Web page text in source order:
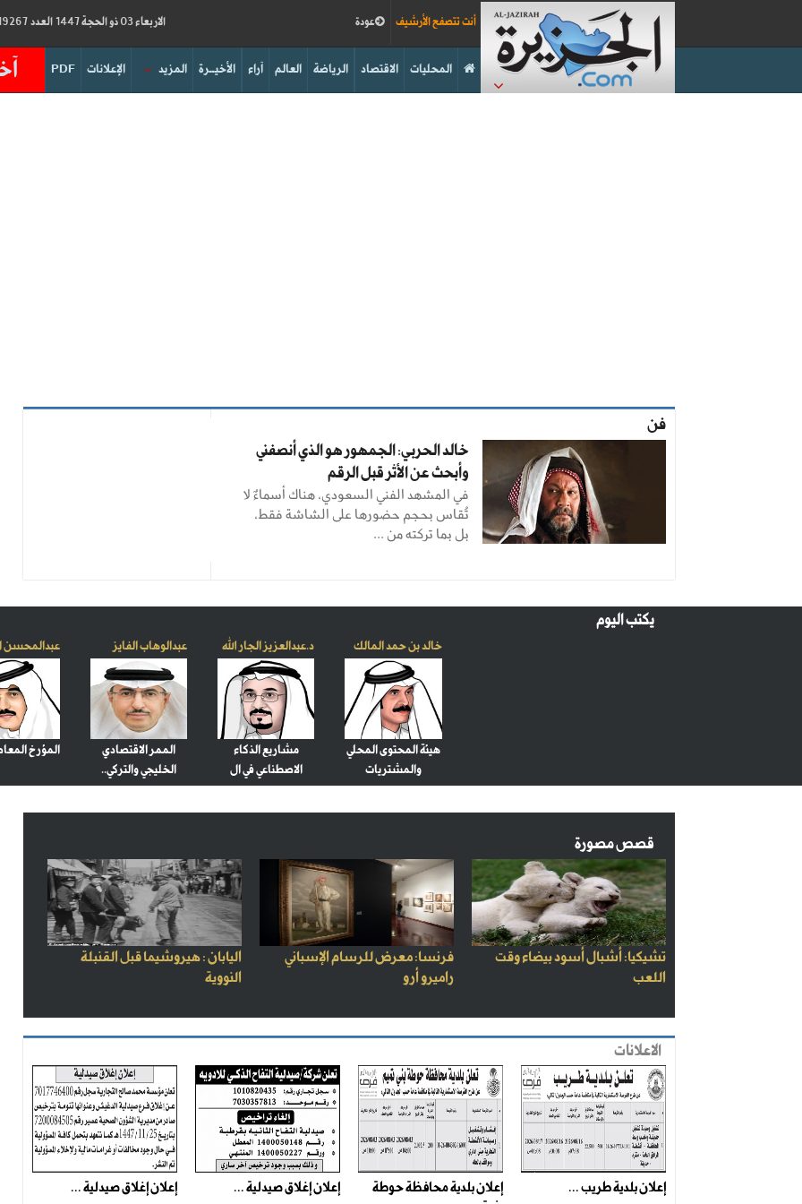
الاربعاء 03 ذو الحجة 1447 العدد 19267 عودة أنت تتصفح الأرشيف
PDF الإعلانات المزيد الأخيــرة آراء العالم الرياضة الاقتصاد المحليات
فن
خالد الحربي: الجمهور هو الذي أنصفني
وأبحث عن الأثر قبل الرقم
في المشهد الفني السعودي، هناك أسماءٌ لا
تُقاس بحجم حضورها على الشاشة فقط،
بل بما تركته من ...
يكتب اليوم
خالد بن حمد المالك
هيئة المحتوى المحلي
والمشتريات
د.عبدالعزيز الجار الله
مشاريع الذكاء
الاصطناعي في ال
عبدالوهاب الفايز
الممر الاقتصادي
الخليجي والتركي..
عبدالمحسن الماضي
المؤرخ
قصص مصورة
تشيكيا: أشبال أسود بيضاء وقت
اللعب
فرنسا: معرض للرسام الإسباني
راميرو أرو
اليابان : هيروشيما قبل القنبلة
النووية
الاعلانات
إعلان بلدية طريب ...
إعلان بلدية محافظة حوطة
إعلان إغلاق صيدلية ... إعلان إغلاق صيدلية ...